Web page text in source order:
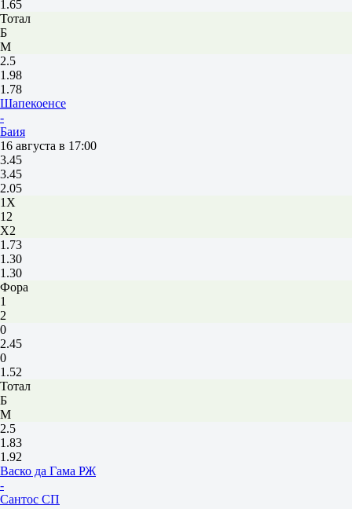
1.65
Тотал
Б
М
2.5
1.98
1.78
Шапекоенсе
-
Баия
16 августа в 17:00
3.45
3.45
2.05
1X
12
X2
1.73
1.30
1.30
Фора
1
2
0
2.45
0
1.52
Тотал
Б
М
2.5
1.83
1.92
Васко да Гама РЖ
-
Сантос СП